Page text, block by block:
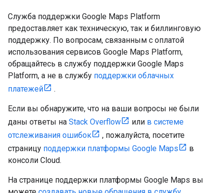
Служба поддержки Google Maps Platform
предоставляет как техническую, так и биллинговую
поддержку. По вопросам, связанным с оплатой
использования сервисов Google Maps Platform,
обращайтесь в службу поддержки Google Maps
Platform, а не в службу поддержки облачных
платежей
.
Если вы обнаружите, что на ваши вопросы не были
даны ответы на Stack Overflow или в системе
отслеживания ошибок
, пожалуйста, посетите
страницу поддержки платформы Google Maps
в
консоли Cloud.
На странице поддержки платформы Google Maps вы